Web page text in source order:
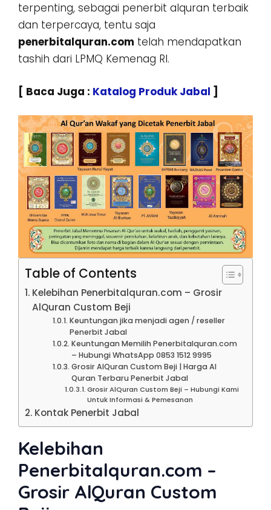
terpenting, sebagai penerbit alquran terbaik
dan terpercaya, tentu saja
penerbitalquran.com telah mendapatkan
tashih dari LPMQ Kemenag RI.
[ Baca Juga : Katalog Produk Jabal ]
Table of Contents
Kelebihan Penerbitalquran.com – Grosir
AlQuran Custom Beji
Keuntungan jika menjadi agen / reseller
Penerbit Jabal
Keuntungan Memilih Penerbitalquran.com
– Hubungi WhatsApp 0853 1512 9995
Grosir AlQuran Custom Beji | Harga Al
Quran Terbaru Penerbit Jabal
Grosir AlQuran Custom Beji – Hubungi Kami
Untuk Informasi & Pemesanan
Kontak Penerbit Jabal
Kelebihan
Penerbitalquran.com –
Grosir AlQuran Custom